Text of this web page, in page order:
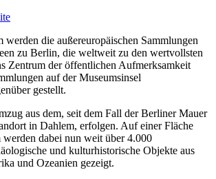
die außereuropäischen Sammlungen
zu Berlin, die weltweit zu den wertvollsten
Zentrum der öffentlichen Aufmerksamkeit
auf der Museumsinsel
gestellt.
aus dem, seit dem Fall der Berliner Mauer
in Dahlem, erfolgen. Auf einer Fläche
dabei nun weit über 4.000
und kulturhistorische Objekte aus
und Ozeanien gezeigt.